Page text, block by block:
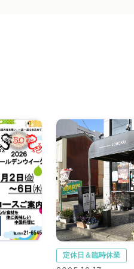
定休日＆臨時休業